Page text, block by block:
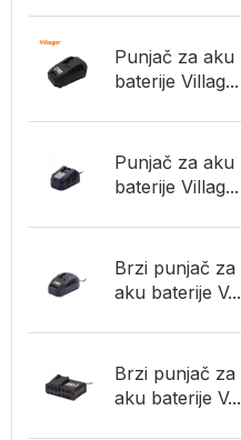
Punjač za aku
baterije Villag...
Punjač za aku
baterije Villag...
Brzi punjač za
aku baterije V...
Brzi punjač za
aku baterije V...